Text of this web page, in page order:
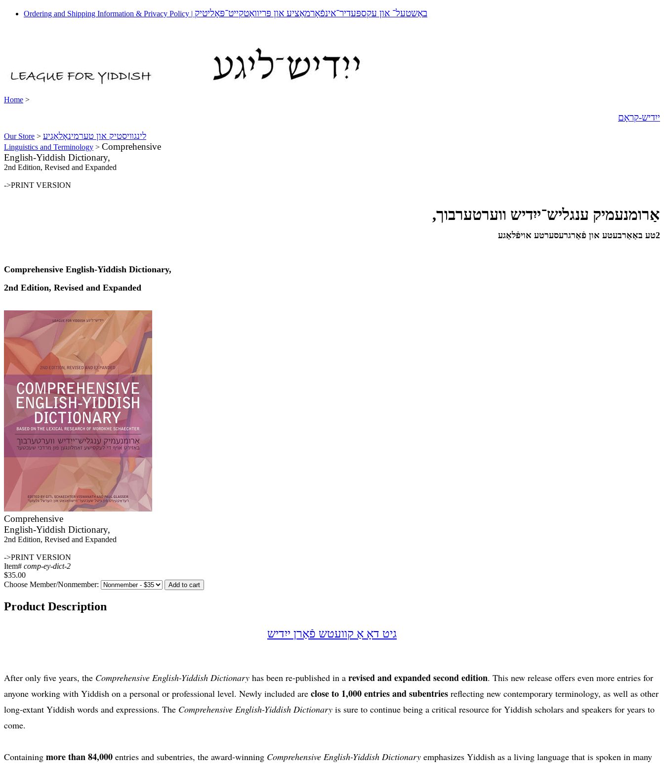
Ordering and Shipping Information & Privacy Policy | באַשטעל־ און עקספּעדיר־אינפֿאָרמאַציע און פּריוואַטקייט־פּאָליטיק
Home >
ייִדיש-קראָם
Our Store > לינגװיסטיק און טערמינאָלאָגיע
Linguistics and Terminology > Comprehensive
English-Yiddish Dictionary,
2nd Edition, Revised and Expanded
->PRINT VERSION
אַרומנעמיק ענגליש־ייִדיש ווערטערבוך,
2טע באַאַרבעטע און פֿאַרגרעסערטע אויפֿלאַגע
Comprehensive English-Yiddish Dictionary,
2nd Edition, Revised and Expanded
Comprehensive
English-Yiddish Dictionary,
2nd Edition, Revised and Expanded
->PRINT VERSION
Item# comp-ey-dict-2
$35.00
Choose Member/Nonmember:
Product Description
גיט דאָ אַ קוועטש פֿאַרן ייִדיש
After only five years, the Comprehensive English-Yiddish Dictionary has been re-published in a revised and expanded second edition. This new release offers even more entries for
anyone working with Yiddish on a personal or professional level. Newly included are close to 1,000 entries and subentries reflecting new contemporary terminology, as well as other
long-extant Yiddish words and expressions. The Comprehensive English-Yiddish Dictionary is sure to continue being a critical resource for Yiddish scholars and speakers for years to
come.
Containing more than 84,000 entries and subentries, the award-winning Comprehensive English-Yiddish Dictionary emphasizes Yiddish as a living language that is spoken in many